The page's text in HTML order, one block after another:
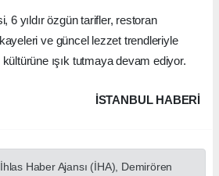
6 yıldır özgün tarifler, restoran
ve güncel lezzet trendleriyle
ışık tutmaya devam ediyor.
İSTANBUL HABERİ
Haber Ajansı (İHA), Demirören